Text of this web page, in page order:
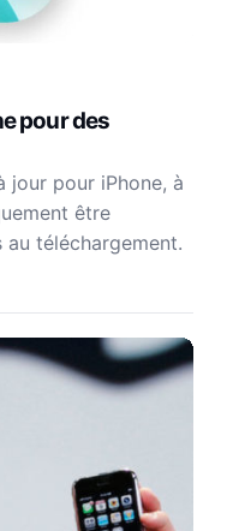
pour des
jour pour iPhone, à
être
téléchargement.